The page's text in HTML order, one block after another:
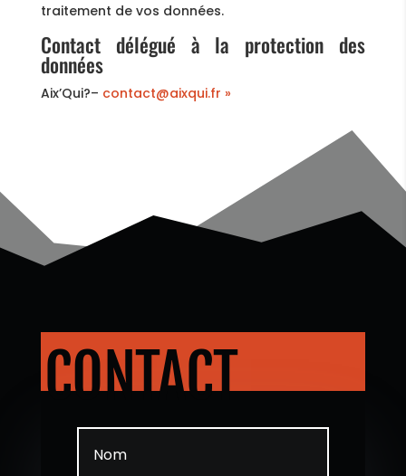
traitement de vos données.
Contact délégué à la protection des
données
Aix’Qui?– contact@aixqui.fr »
CONTACT